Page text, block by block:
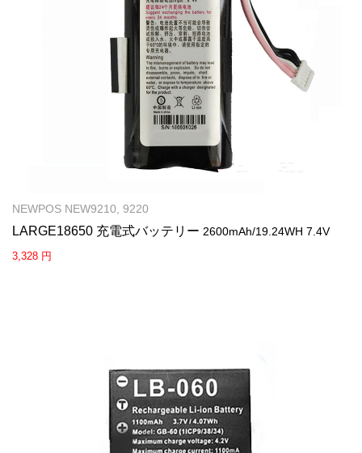
NEWPOS NEW9210, 9220
LARGE18650 充電式バッテリー 2600mAh/19.24WH 7.4V
3,328 円